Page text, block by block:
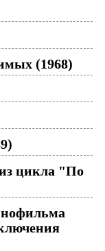
(1968)
цикла "По